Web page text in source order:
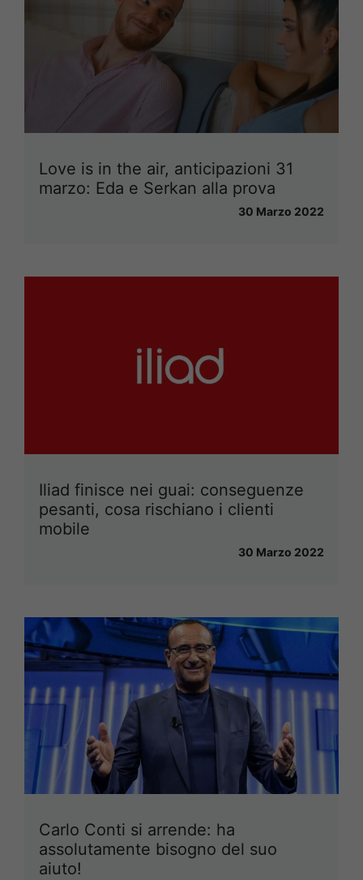
Love is in the air, anticipazioni 31
marzo: Eda e Serkan alla prova
30 Marzo 2022
Iliad finisce nei guai: conseguenze
pesanti, cosa rischiano i clienti
mobile
30 Marzo 2022
Carlo Conti si arrende: ha
assolutamente bisogno del suo
aiuto!